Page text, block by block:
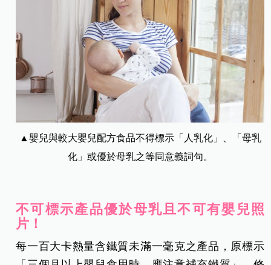
▲嬰兒與較大嬰兒配方食品不得標示「人乳化」、「母乳
化」或優於母乳之等同意義詞句。
不可標示產品優於母乳且不可有嬰兒照
片！
每一百大卡熱量含鐵質未滿一毫克之產品，原標示